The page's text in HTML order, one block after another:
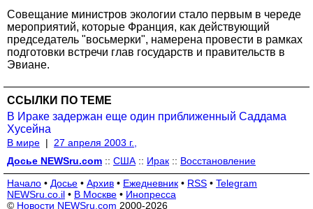
Совещание министров экологии стало первым в череде
мероприятий, которые Франция, как действующий
председатель "восьмерки", намерена провести в рамках
подготовки встречи глав государств и правительств в
Эвиане.
ССЫЛКИ ПО ТЕМЕ
В Ираке задержан еще один приближенный Саддама
Хусейна
В мире |
27 апреля 2003 г.,
Досье NEWSru.com :: США :: Ирак :: Восстановление
Начало • Досье • Архив • Ежедневник • RSS • Telegram
NEWSru.co.il • В Москве • Инопресса
© Новости NEWSru.com 2000-2026